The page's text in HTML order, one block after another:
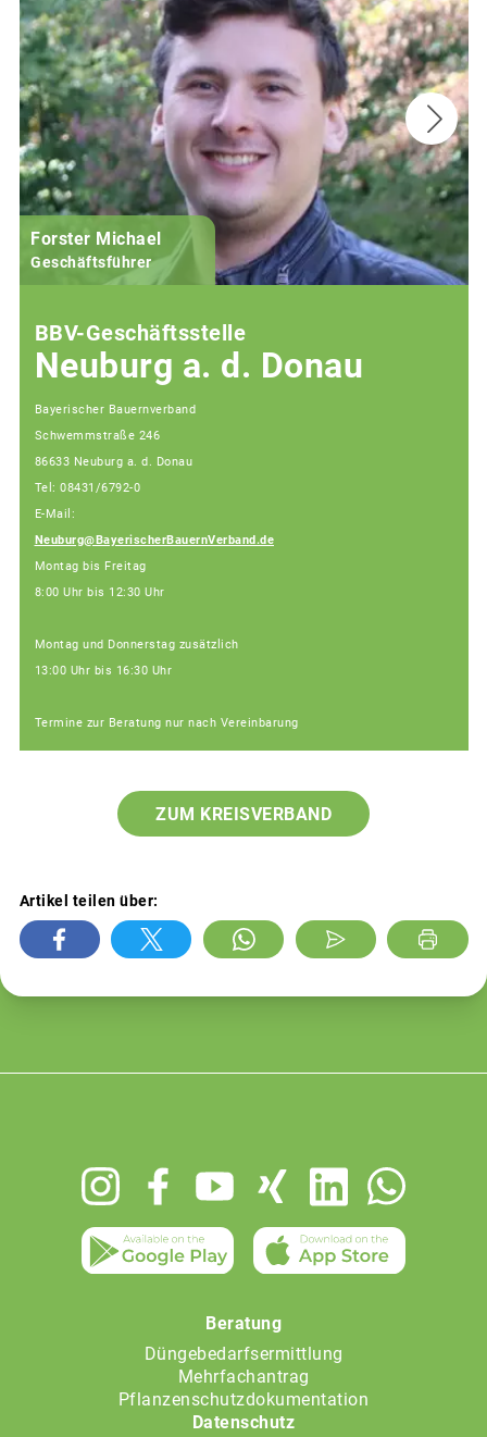
Forster Michael
Geschäftsführer
BBV-Geschäftsstelle
Neuburg a. d. Donau
Bayerischer Bauernverband
Schwemmstraße 246
86633 Neuburg a. d. Donau
Tel: 08431/6792-0
E-Mail:
Neuburg@BayerischerBauernVerband.de
Montag bis Freitag
8:00 Uhr bis 12:30 Uhr
Montag und Donnerstag zusätzlich
13:00 Uhr bis 16:30 Uhr
Termine zur Beratung nur nach Vereinbarung
ZUM KREISVERBAND
Artikel teilen über:
Beratung
Düngebedarfsermittlung
Mehrfachantrag
Pflanzenschutzdokumentation
Datenschutz